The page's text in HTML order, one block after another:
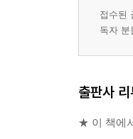
__요약
__기술적
__의존 관
접수된
독자 분
출판사
★ 이 책에